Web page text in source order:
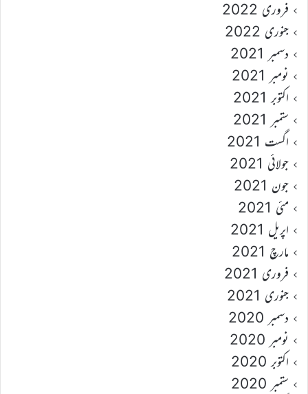
فروری 2022
جنوری 2022
دسمبر 2021
نومبر 2021
اکتوبر 2021
ستمبر 2021
اگست 2021
جولائی 2021
جون 2021
مئی 2021
اپریل 2021
مارچ 2021
فروری 2021
جنوری 2021
دسمبر 2020
نومبر 2020
اکتوبر 2020
ستمبر 2020